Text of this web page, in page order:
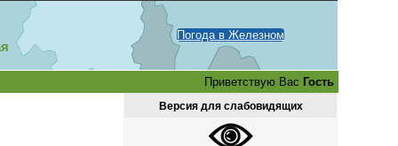
Погода в Железном
Приветствую Вас Гость
Версия для слабовидящих